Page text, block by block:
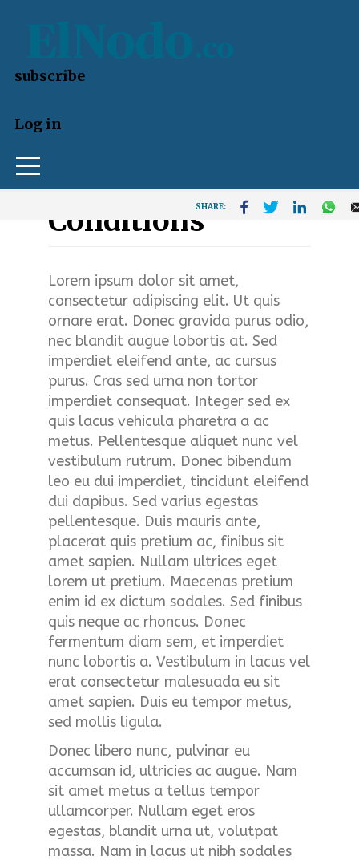
Skip
main
U
s
r
a
c
subscribe
Log in
SHARE:
Terms and
Conditions
Lorem ipsum dolor sit amet,
consectetur adipiscing elit. Ut quis
ornare erat. Donec gravida purus odio,
nec blandit augue lobortis at. Sed
imperdiet eleifend ante, ac cursus
purus. Cras sed urna non tortor
imperdiet consequat. Integer sed ex
quis lacus vehicula pharetra a ac
metus. Pellentesque aliquet nunc vel
vestibulum rutrum. Donec bibendum
leo eu dui imperdiet, tincidunt eleifend
dui dapibus. Sed varius egestas
pellentesque. Duis mauris ante,
placerat quis pretium ac, finibus sit
amet sapien. Nullam ultrices eget
lorem ut pretium. Maecenas pretium
enim id ex dictum sodales. Sed finibus
quis neque ac rhoncus. Donec
fermentum diam sem, et imperdiet
nunc lobortis a. Vestibulum in lacus vel
erat consectetur malesuada eu sit
amet sapien. Duis eu tempor metus,
sed mollis ligula.
Donec libero nunc, pulvinar eu
accumsan id, ultricies ac augue. Nam
sit amet metus a tellus tempor
ullamcorper. Nullam eget eros
egestas, blandit urna ut, volutpat
massa. Nam in lacus ut nibh sodales